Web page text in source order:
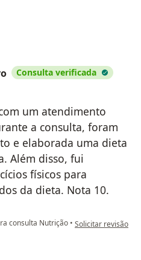
Consulta verificada
um atendimento
a consulta, foram
e elaborada uma dieta
Além disso, fui
físicos para
da dieta. Nota 10.
consulta Nutrição • na opinião do
Solicitar revisão